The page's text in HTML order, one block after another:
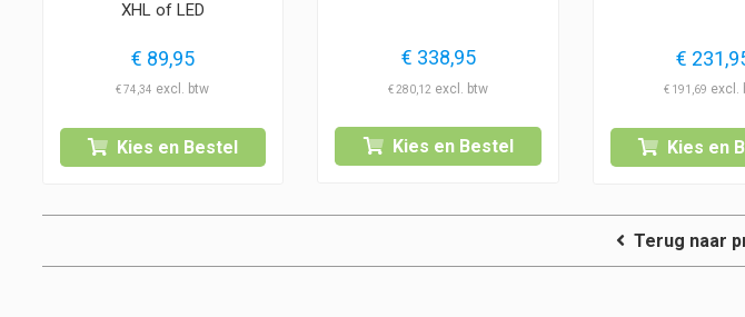
XHL of LED
€ 89,95
€ 74,34
Kies en Bestel
€ 338,95
€280,12
Kies en Bestel
€
€191,69
Kies en
Terug naar